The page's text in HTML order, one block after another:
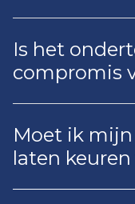
Is het
compromis
Moet ik
laten